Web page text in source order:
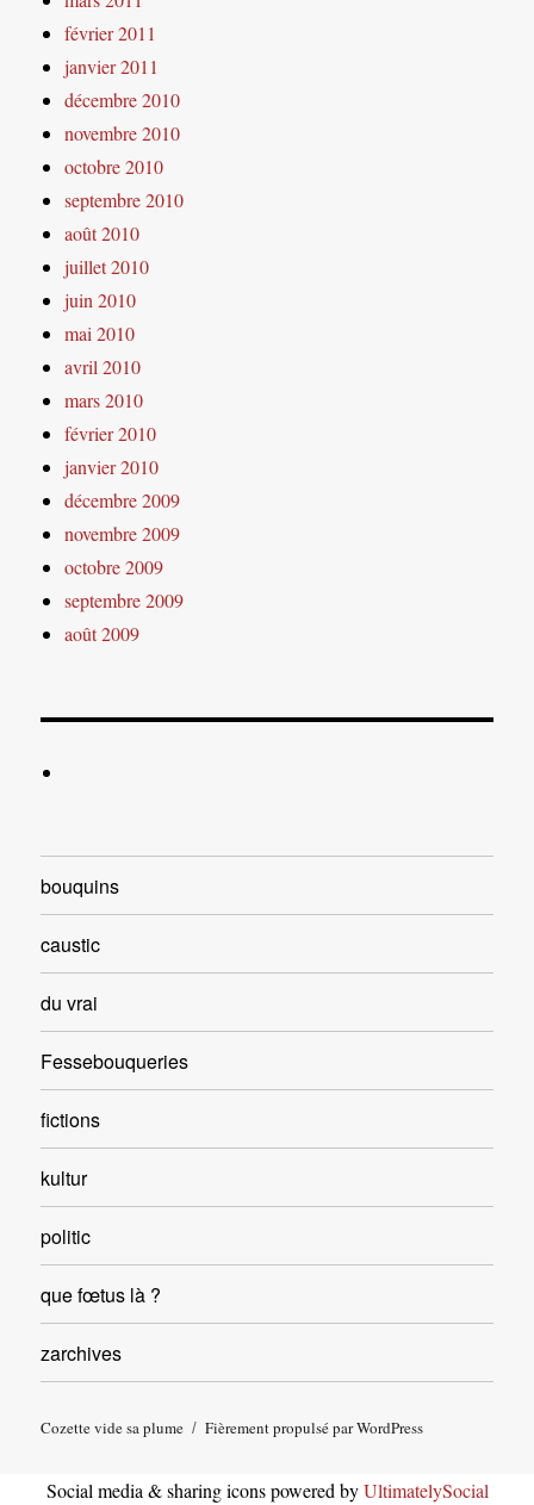
février 2011
janvier 2011
décembre 2010
novembre 2010
octobre 2010
septembre 2010
août 2010
juillet 2010
juin 2010
mai 2010
avril 2010
mars 2010
février 2010
janvier 2010
décembre 2009
novembre 2009
octobre 2009
septembre 2009
août 2009
bouquins
caustic
du vrai
Fessebouqueries
fictions
kultur
politic
que fœtus là ?
zarchives
Cozette vide sa plume Fièrement propulsé par WordPress
Social media & sharing icons powered byUltimatelySocial